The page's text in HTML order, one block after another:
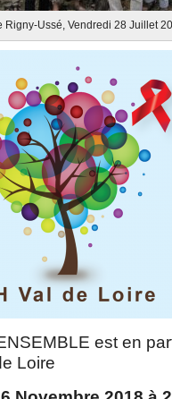
Rigny-Ussé, Vendredi 28 Juillet
est en
Loire